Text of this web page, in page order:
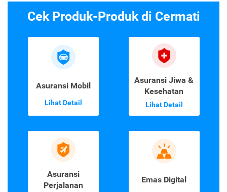
Cek Produk-Produk di Cermati
Asuransi Mobil
Lihat Detail
Asuransi Jiwa &
Kesehatan
Lihat Detail
Asuransi
Perjalanan
Emas Digital